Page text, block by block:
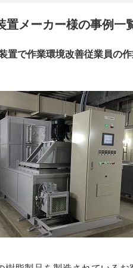
置メーカー様の事例一
置で作業環境改善従業員の